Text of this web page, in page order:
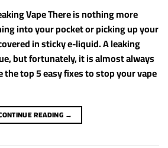
Vape There is nothing more
into your pocket or picking up your
in sticky e-liquid. A leaking
but fortunately, it is almost always
the top 5 easy fixes to stop your vape
READING →